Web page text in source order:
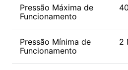
Pressão Máxima de
Funcionamento
Pressão Mínima de
Funcionamento
2